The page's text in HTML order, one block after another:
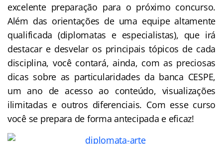
excelente preparação para o próximo concurso.
Além das orientações de uma equipe altamente
qualificada (diplomatas e especialistas), que irá
destacar e desvelar os principais tópicos de cada
disciplina, você contará, ainda, com as preciosas
dicas sobre as particularidades da banca CESPE,
um ano de acesso ao conteúdo, visualizações
ilimitadas e outros diferenciais. Com esse curso
você se prepara de forma antecipada e eficaz!